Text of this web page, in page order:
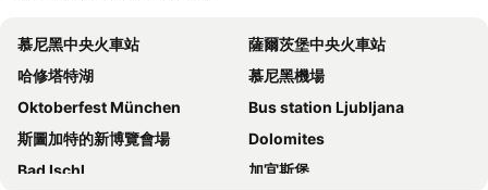
慕尼黑中央火車站
薩爾茨堡中央火車站
哈修塔特湖
慕尼黑機場
Oktoberfest München
Bus station Ljubljana
斯圖加特的新博覽會場
Dolomites
Bad Ischl
加宜斯堡